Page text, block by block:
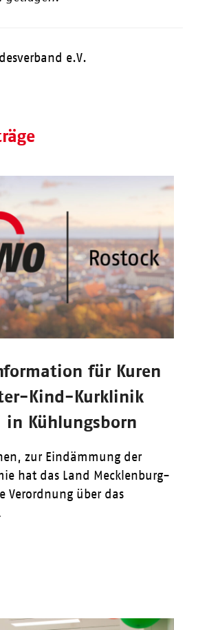
e.V.
für Kuren
Kind-Kurklinik
in Kühlungsborn
zur Eindämmung der
hat das Land Mecklenburg-
Verordnung über das